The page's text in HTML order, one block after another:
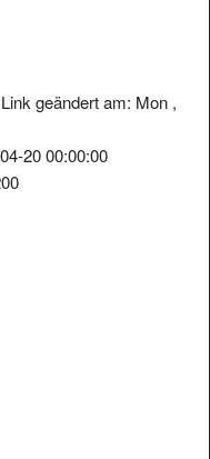
geändert am: Mon ,
20 00:00:00